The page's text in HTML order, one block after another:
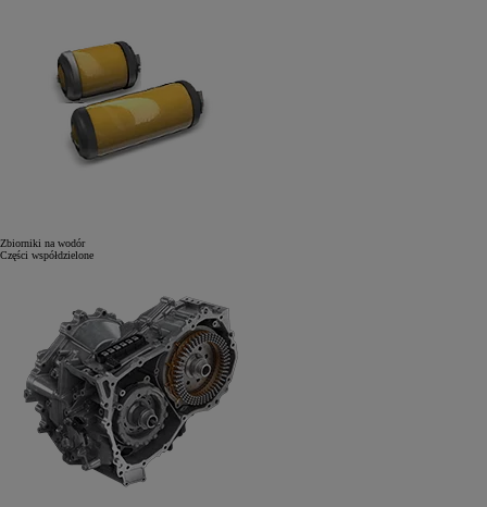
Zbiorniki na wodór
Części współdzielone